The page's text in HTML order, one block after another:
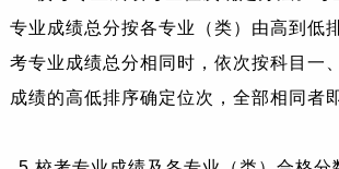
专业成绩总分按各专业（类）由高到低
考专业成绩总分相同时，依次按科目一
成绩的高低排序确定位次，全部相同者